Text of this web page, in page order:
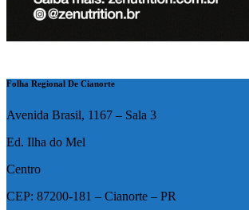
Folha Regional De Cianorte
Avenida Brasil, 1167 – Sala 3
Ed. Ilha do Mel
Centro
CEP: 87200-181 – Cianorte – PR